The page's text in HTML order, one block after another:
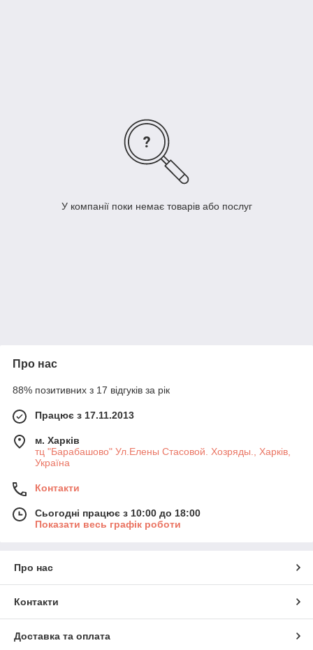
У компанії поки немає товарів або послуг
Про нас
88% позитивних з 17 відгуків за рік
Працює з 17.11.2013
м. Харків
тц "Барабашово" Ул.Елены Стасовой. Хозряды., Харків,
Україна
Контакти
Сьогодні працює з 10:00 до 18:00
Показати весь графік роботи
Про нас
Контакти
Доставка та оплата